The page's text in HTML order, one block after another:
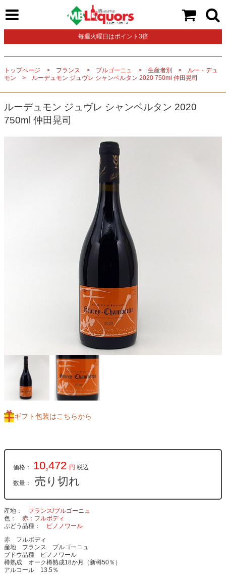
毎週火曜日はポイント3倍
トップページ フランス ブルゴーニュ 生産者別
ルー・デュ
モン
ルーデュモン ジュヴレ シャンベルタン 2020 750ml 仲田晃司
ルーデュモン ジュヴレ シャンベルタン 2020
750ml 仲田晃司
ギフト包装はこちらから
価格： 10,472 円 税込
数量： 売り切れ
産地
フランス/ブルゴーニュ
色
赤：フルボディ
ぶどう品種
ピノノワール
赤 フルボディ
産地 フランス ブルゴーニュ
ブドウ品種 ピノノワール
樽熟成 オーク樽熟成18か月（新樽50％）
アルコール 13.5％